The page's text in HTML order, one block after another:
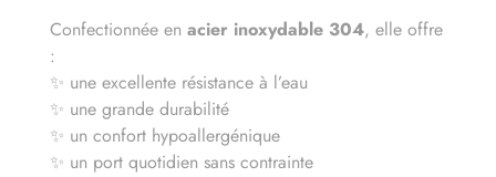
Confectionnée en acier inoxydable 304, elle offre
:
✨ une excellente résistance à l’eau
✨ une grande durabilité
✨ un confort hypoallergénique
✨ un port quotidien sans contrainte